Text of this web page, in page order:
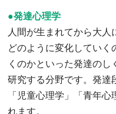
●発達心理学
人間が生まれてから大
どのように変化していく
くのかといった発達の
研究する分野です。発達
「児童心理学」「青年
れます。